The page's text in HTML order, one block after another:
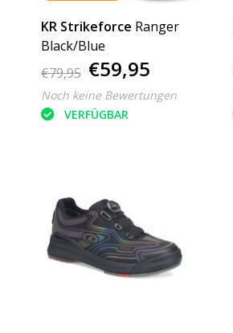
KR Strikeforce Ranger
Black/Blue
€79,95 €59,95
Noch keine Bewertungen
VERFÜGBAR